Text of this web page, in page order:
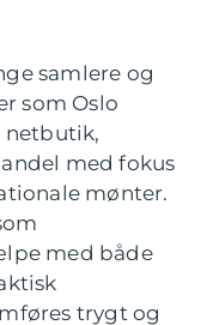
samlere og
som Oslo
netbutik,
med fokus
mønter.
med både
trygt og